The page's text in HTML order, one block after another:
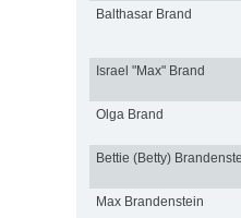
Balthasar Brand
Israel "Max" Brand
Olga Brand
Bettie (Betty)
Max Brandenstein